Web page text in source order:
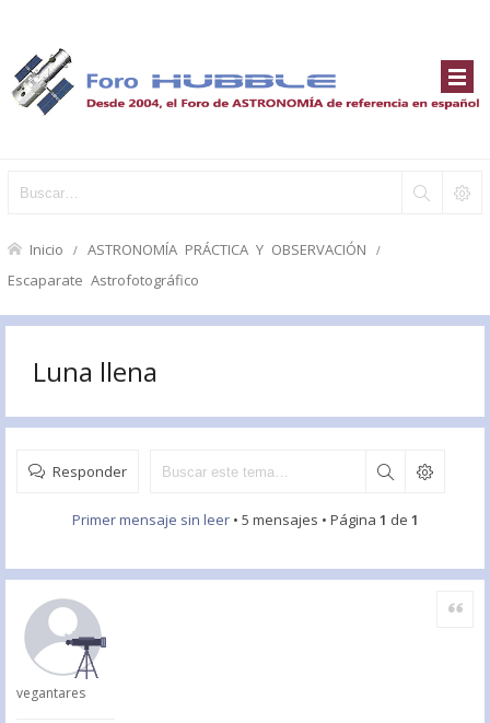
Inicio ASTRONOMÍA PRÁCTICA Y OBSERVACIÓN
Escaparate Astrofotográfico
Luna llena
Responder
Primer mensaje sin leer• 5 mensajes • Página 1 de 1
vegantares
Citar